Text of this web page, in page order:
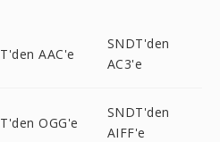
AAC'e
SNDT'den
AC3'e
OGG'e
SNDT'den
AIFF'e